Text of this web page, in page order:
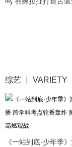
综艺 VARIETY
《一站到底·少年季